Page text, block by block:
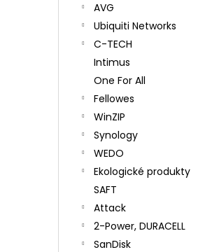
AVG
Ubiquiti Networks
C-TECH
Intimus
One For All
Fellowes
WinZIP
Synology
WEDO
Ekologické produkty
SAFT
Attack
2-Power, DURACELL
SanDisk